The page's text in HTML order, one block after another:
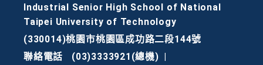
Industrial Senior High School of National
Taipei University of Technology
(330014)桃園市桃園區成功路二段144號
聯絡電話
(03)3333921(總機)